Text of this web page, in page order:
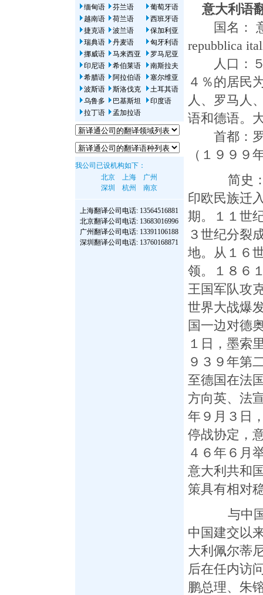
缅甸语
芬兰语
葡萄牙语
越南语
荷兰语
西班牙语
捷克语
波兰语
保加利亚
瑞典语
丹麦语
匈牙利语
挪威语
马来西亚
罗马尼亚
印尼语
希伯莱语
南斯拉夫
希腊语
阿拉伯语
塞尔维亚
波斯语
斯洛伐克
土耳其语
乌鲁多
巴基斯坦
印度语
拉丁语
孟加拉语
我公司已设机构如下：
北京
上海
广州
深圳
杭州 南京
上海翻译公司 电话: 13564516881
北京翻译公司 电话: 13683016996
广州翻译公司 电话: 13391106188
深圳翻译公司 电话: 13760168871
意大利语
国名： 意
repubblica
人口：５
４％的居民
人、罗马人
语和德语。
首都：罗
（１９９９
简史：
印欧民族迁
期。１１世
３世纪分裂
地。从１６
领。１８６
王国军队攻
世界大战爆
国一边对德
１日，墨索
９３９年第
至德国在法
方向英、法
年９月３日
停战协定，
４６年６月
意大利共和
策具有相对
与中国
中国建交以
大利佩尔蒂
后在任内访
鹏总理、朱